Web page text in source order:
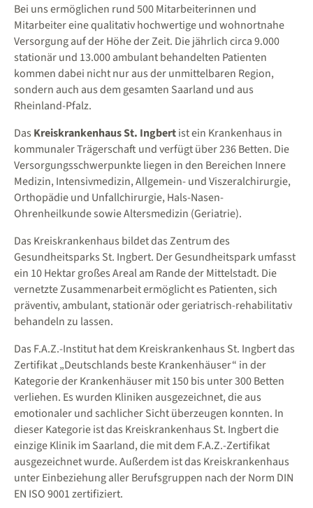
Bei uns ermöglichen rund 500 Mitarbeiterinnen und
Mitarbeiter eine qualitativ hochwertige und wohnortnahe
Versorgung auf der Höhe der Zeit. Die jährlich circa 9.000
stationär und 13.000 ambulant behandelten Patienten
kommen dabei nicht nur aus der unmittelbaren Region,
sondern auch aus dem gesamten Saarland und aus
Rheinland-Pfalz.
Das Kreiskrankenhaus St. Ingbertist ein Krankenhaus in
kommunaler Trägerschaft und verfügt über 236 Betten. Die
Versorgungsschwerpunkte liegen in den Bereichen Innere
Medizin, Intensivmedizin, Allgemein- und Viszeralchirurgie,
Orthopädie und Unfallchirurgie, Hals-Nasen-
Ohrenheilkunde sowie Altersmedizin (Geriatrie).
Das Kreiskrankenhaus bildet das Zentrum des
Gesundheitsparks St. Ingbert. Der Gesundheitspark umfasst
ein 10 Hektar großes Areal am Rande der Mittelstadt. Die
vernetzte Zusammenarbeit ermöglicht es Patienten, sich
präventiv, ambulant, stationär oder geriatrisch-rehabilitativ
behandeln zu lassen.
Das F.A.Z.-Institut hat dem Kreiskrankenhaus St. Ingbert das
Zertifikat „Deutschlands beste Krankenhäuser“ in der
Kategorie der Krankenhäu­ser mit 150 bis unter 300 Betten
verliehen. Es wurden Kliniken ausgezeichnet, die aus
emotionaler und sachlicher Sicht überzeu­gen konnten. In
dieser Kategorie ist das Kreiskrankenhaus St. Ingbert die
einzige Klinik im Saarland, die mit dem F.A.Z.-Zertifikat
ausgezeichnet wurde. Außerdem ist das Kreiskrankenhaus
unter Einbeziehung aller Berufsgruppen nach der Norm DIN
EN ISO 9001 zertifiziert.